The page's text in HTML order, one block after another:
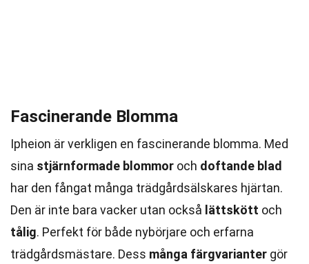
Fascinerande Blomma
Ipheion är verkligen en fascinerande blomma. Med
sina stjärnformade blommor och doftande blad
har den fångat många trädgårdsälskares hjärtan.
Den är inte bara vacker utan också lättskött och
tålig. Perfekt för både nybörjare och erfarna
trädgårdsmästare. Dess många färgvarianter gör